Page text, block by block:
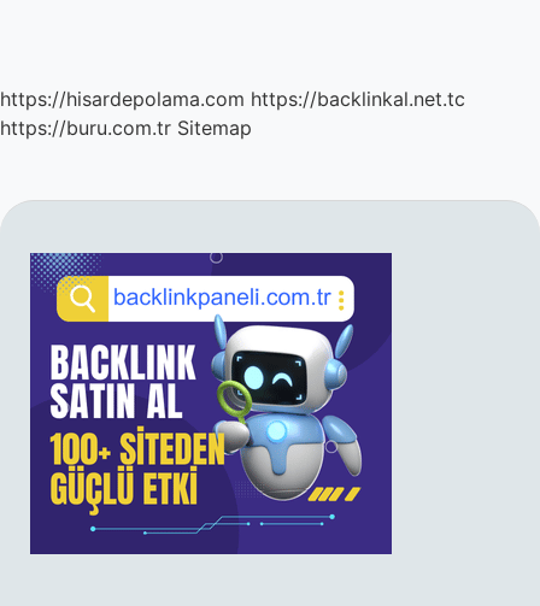
https://hisardepolama.com https://backlinkal.net.tc
https://buru.com.tr Sitemap
SIDEBAR